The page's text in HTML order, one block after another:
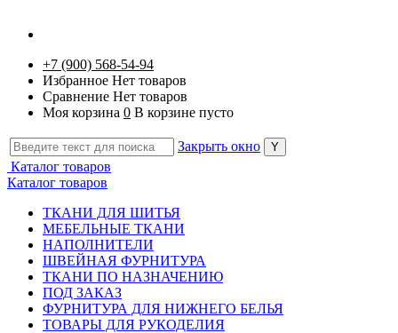
+7 (900) 568-54-94
Избранное Нет товаров
Сравнение Нет товаров
Моя корзина 0 В корзине пусто
Закрыть окно
Каталог товаров
Каталог товаров
ТКАНИ ДЛЯ ШИТЬЯ
МЕБЕЛЬНЫЕ ТКАНИ
НАПОЛНИТЕЛИ
ШВЕЙНАЯ ФУРНИТУРА
ТКАНИ ПО НАЗНАЧЕНИЮ
ПОД ЗАКАЗ
ФУРНИТУРА ДЛЯ НИЖНЕГО БЕЛЬЯ
ТОВАРЫ ДЛЯ РУКОДЕЛИЯ